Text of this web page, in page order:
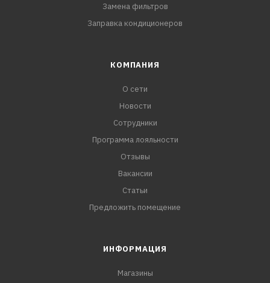
Замена фильтров
Заправка кондиционеров
КОМПАНИЯ
О сети
Новости
Сотрудники
Программа лояльности
Отзывы
Вакансии
Статьи
Предложить помещение
ИНФОРМАЦИЯ
Магазины